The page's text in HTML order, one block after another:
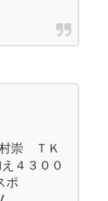
崇 ＴＫ
４３００
ポ